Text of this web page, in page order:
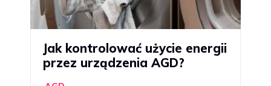
Jak kontrolować użycie energii
przez urządzenia AGD?